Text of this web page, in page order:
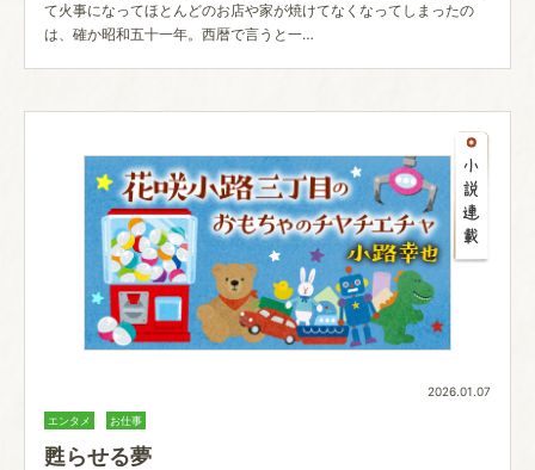
て火事になってほとんどのお店や家が焼けてなくなってしまったの
は、確か昭和五十一年。西暦で言うと一…
2026.01.07
エンタメ お仕事
甦らせる夢